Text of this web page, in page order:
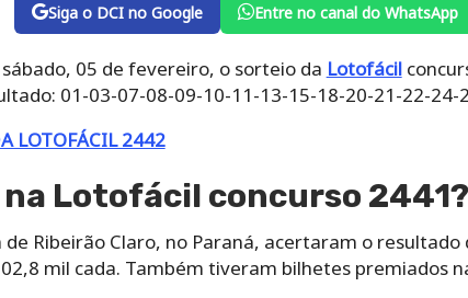
Siga o DCI no Google Entre no canal do WhatsApp
05 de fevereiro, o sorteio da Lotofácil
01-03-07-08-09-10-11-13-15-18-20-21-22-24-
LOTOFÁCIL 2442
na Lotofácil concurso 2441?
Ribeirão Claro, no Paraná, acertaram o resultado
mil cada. Também tiveram bilhetes premiados